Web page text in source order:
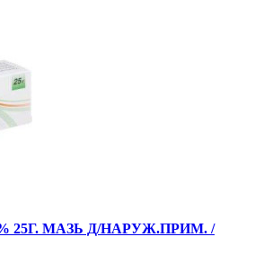
25Г. МАЗЬ Д/НАРУЖ.ПРИМ. /